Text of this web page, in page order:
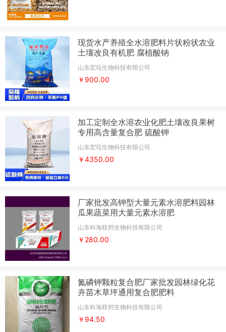
现货水产养殖全水溶肥料片状粉状农业
土壤改良有机肥 腐植酸钠
山东宏珏生物科技有限公司
￥900.00
加工定制全水溶农业化肥土壤改良果树
专用高含量复合肥 硫酸钾
山东宏珏生物科技有限公司
￥4350.00
厂家批发高钾型大量元素水溶肥料园林
瓜果蔬菜用大量元素水溶肥
山东科海联邦生物科技有限公司
￥280.00
氮磷钾颗粒复合肥厂家批发园林绿化花
卉苗木草坪通用复合肥肥料
山东科海联邦生物科技有限公司
￥94.50